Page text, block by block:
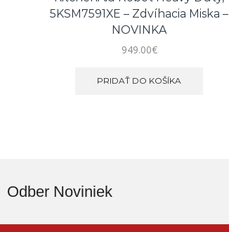
5KSM7591XE – Zdvíhacia Miska –
NOVINKA
949.00€
PRIDAŤ DO KOŠÍKA
Odber Noviniek